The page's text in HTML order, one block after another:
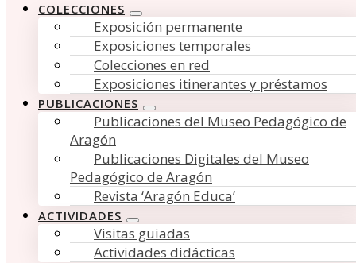
COLECCIONES
Exposición permanente
Exposiciones temporales
Colecciones en red
Exposiciones itinerantes y préstamos
PUBLICACIONES
Publicaciones del Museo Pedagógico de
Aragón
Publicaciones Digitales del Museo
Pedagógico de Aragón
Revista ‘Aragón Educa’
ACTIVIDADES
Visitas guiadas
Actividades didácticas